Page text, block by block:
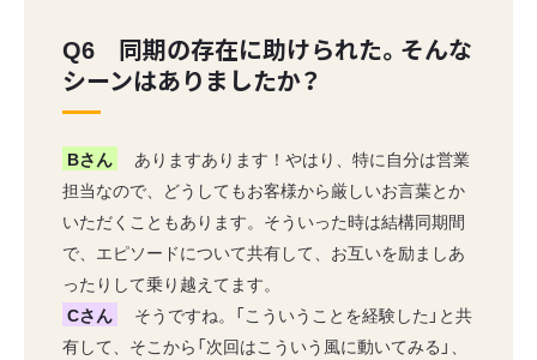
Q6 同期の存在に助けられた。そんな
シーンはありましたか？
Bさん
ありますあります！やはり、特に自分は営業
担当なので、どうしてもお客様から厳しいお言葉とか
いただくこともあります。そういった時は結構同期間
で、エピソードについて共有して、お互いを励ましあ
ったりして乗り越えてます。
Cさん
そうですね。「こういうことを経験した」と共
有して、そこから「次回はこういう風に動いてみる」、